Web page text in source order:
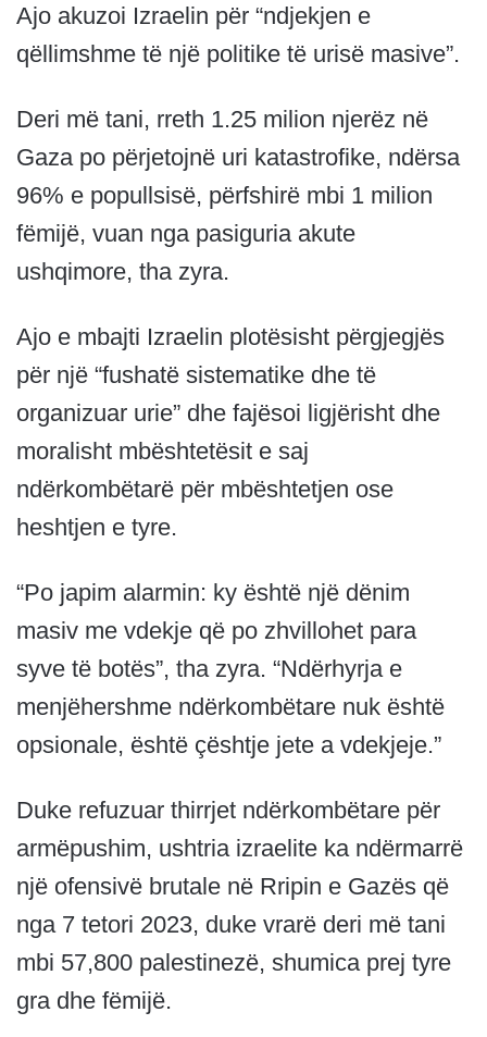
Ajo akuzoi Izraelin për “ndjekjen e
qëllimshme të një politike të urisë masive”.
Deri më tani, rreth 1.25 milion njerëz në
Gaza po përjetojnë uri katastrofike, ndërsa
96% e popullsisë, përfshirë mbi 1 milion
fëmijë, vuan nga pasiguria akute
ushqimore, tha zyra.
Ajo e mbajti Izraelin plotësisht përgjegjës
për një “fushatë sistematike dhe të
organizuar urie” dhe fajësoi ligjërisht dhe
moralisht mbështetësit e saj
ndërkombëtarë për mbështetjen ose
heshtjen e tyre.
“Po japim alarmin: ky është një dënim
masiv me vdekje që po zhvillohet para
syve të botës”, tha zyra. “Ndërhyrja e
menjëhershme ndërkombëtare nuk është
opsionale, është çështje jete a vdekjeje.”
Duke refuzuar thirrjet ndërkombëtare për
armëpushim, ushtria izraelite ka ndërmarrë
një ofensivë brutale në Rripin e Gazës që
nga 7 tetori 2023, duke vrarë deri më tani
mbi 57,800 palestinezë, shumica prej tyre
gra dhe fëmijë.